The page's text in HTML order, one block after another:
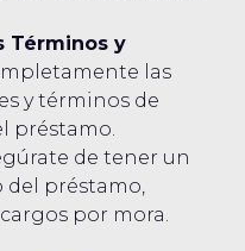
Términos y
las
y términos de
préstamo.
de tener un
del préstamo,
por mora.